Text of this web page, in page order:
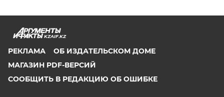
KZAIF.KZ
РЕКЛАМА
ОБ ИЗДАТЕЛЬСКОМ ДОМЕ
МАГАЗИН PDF-ВЕРСИЙ
СООБЩИТЬ В РЕДАКЦИЮ ОБ ОШИБКЕ